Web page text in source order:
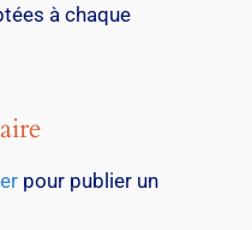
à chaque
pour publier un